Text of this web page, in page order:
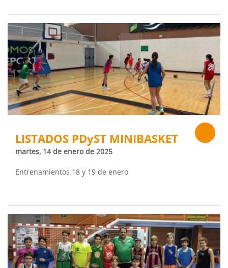
LISTADOS PDyST MINIBASKET
martes, 14 de enero de 2025
Entrenamientos 18 y 19 de enero